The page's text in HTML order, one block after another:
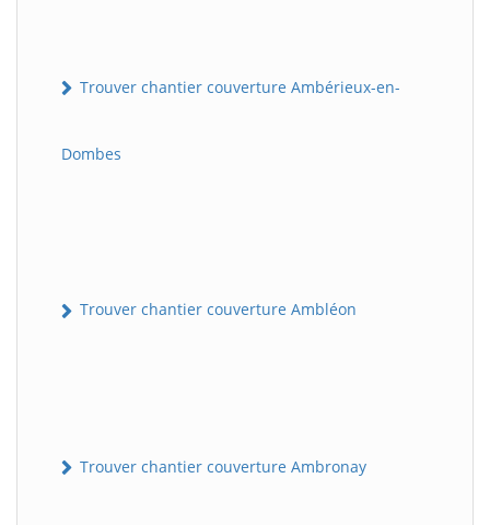
Trouver chantier couverture Ambérieux-en-
Dombes
Trouver chantier couverture Ambléon
Trouver chantier couverture Ambronay